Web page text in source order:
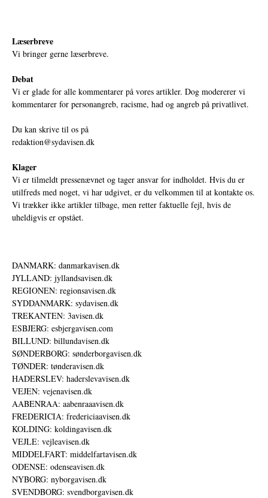
Læserbreve
Vi bringer gerne læserbreve.
Debat
Vi er glade for alle kommentarer på vores artikler. Dog modererer vi
kommentarer for personangreb, racisme, had og angreb på privatlivet.
Du kan skrive til os på
redaktion@sydavisen.dk
Klager
Vi er tilmeldt pressenævnet og tager ansvar for indholdet. Hvis du er
utilfreds med noget, vi har udgivet, er du velkommen til at kontakte os.
Vi trækker ikke artikler tilbage, men retter faktuelle fejl, hvis de
uheldigvis er opstået.
DANMARK: danmarkavisen.dk
JYLLAND: jyllandsavisen.dk
REGIONEN: regionsavisen.dk
SYDDANMARK: sydavisen.dk
TREKANTEN: 3avisen.dk
ESBJERG: esbjergavisen.com
BILLUND: billundavisen.dk
SØNDERBORG: sønderborgavisen.dk
TØNDER: tønderavisen.dk
HADERSLEV: haderslevavisen.dk
VEJEN: vejenavisen.dk
AABENRAA: aabenraaavisen.dk
FREDERICIA: fredericiaavisen.dk
KOLDING: koldingavisen.dk
VEJLE: vejleavisen.dk
MIDDELFART: middelfartavisen.dk
ODENSE: odenseavisen.dk
NYBORG: nyborgavisen.dk
SVENDBORG: svendborgavisen.dk